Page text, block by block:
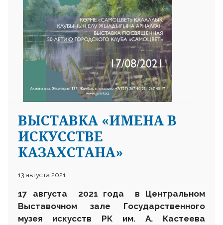
ВЫСТАВКА «ИМЕНА В
ИСКУССТВЕ
КАЗАХСТАНА»
13 августа 2021
17 августа 2021 года в Центральном
Выставочном зале Государственного
музея искусств РК им. А. Кастеева